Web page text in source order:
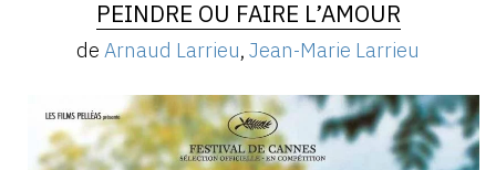
PEINDRE OU FAIRE L’AMOUR
de Arnaud Larrieu, Jean-Marie Larrieu